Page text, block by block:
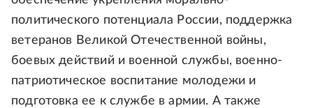
политического потенциала России, поддержка
ветеранов Великой Отечественной войны,
боевых действий и военной службы, военно-
патриотическое воспитание молодежи и
подготовка ее к службе в армии. А также